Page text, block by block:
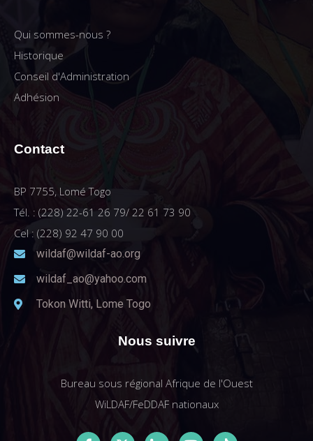
Qui sommes-nous ?
Historique
Conseil d'Administration
Adhésion
Contact
BP 7755, Lomé Togo
Tél. : (228) 22-61 26 79/ 22 61 73 90
Cel : (228) 92 47 90 00
wildaf@wildaf-ao.org
wildaf_ao@yahoo.com
Tokon Witti, Lome Togo
Nous suivre
Bureau sous régional Afrique de l'Ouest
WiLDAF/FeDDAF nationaux